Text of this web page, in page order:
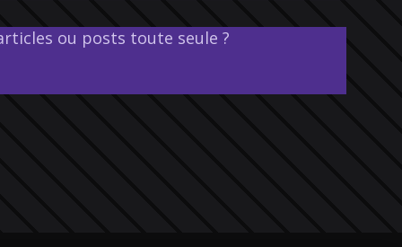
ou posts toute seule ?